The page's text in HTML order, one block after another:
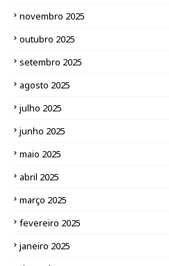
novembro 2025
outubro 2025
setembro 2025
agosto 2025
julho 2025
junho 2025
maio 2025
abril 2025
março 2025
fevereiro 2025
janeiro 2025